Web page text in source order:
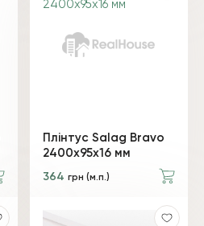
Плінтус Salag Bravo
2400х95х16 мм
364 грн (м.п.)